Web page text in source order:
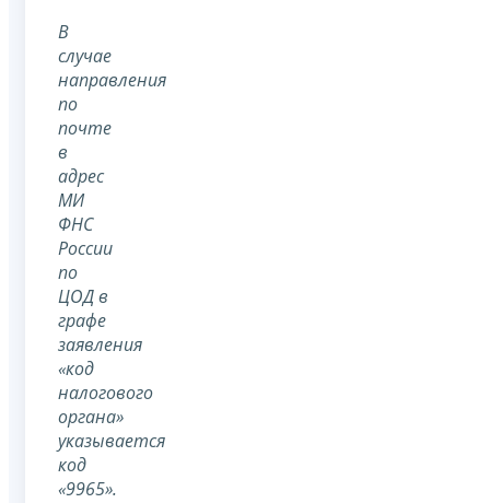
В
случае
направления
по
почте
в
адрес
МИ
ФНС
России
по
ЦОД в
графе
заявления
«код
налогового
органа»
указывается
код
«9965».